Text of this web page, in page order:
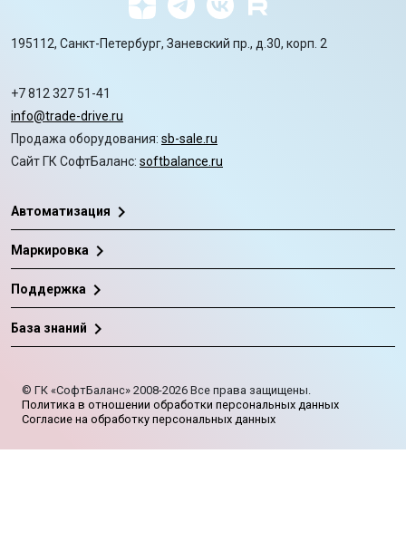
195112, Санкт-Петербург, Заневский пр., д.30, корп. 2
+7 812 327 51-41
info@trade-drive.ru
Продажа оборудования: sb-sale.ru
Сайт ГК СофтБаланс: softbalance.ru
Автоматизация chevron_right
Маркировка chevron_right
Поддержка chevron_right
База знаний chevron_right
© ГК «СофтБаланс» 2008-2026 Все права защищены.
Политика в отношении обработки персональных данных
Согласие на обработку персональных данных